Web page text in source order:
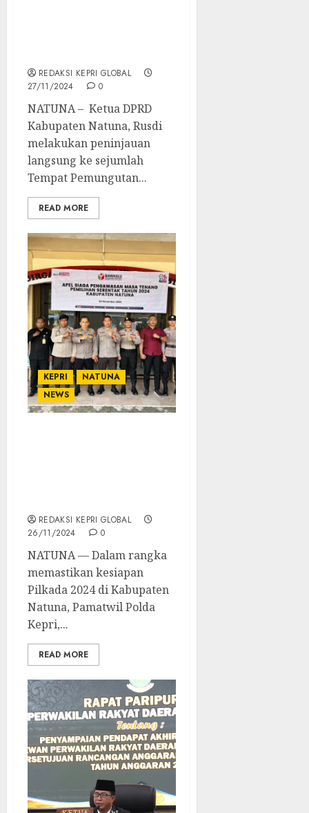
REDAKSI KEPRI GLOBAL
27/11/2024
0
NATUNA – Ketua DPRD
Kabupaten Natuna, Rusdi
melakukan peninjauan
langsung ke sejumlah
Tempat Pemungutan...
READ MORE
KEPRI
NATUNA
NEWS
REDAKSI KEPRI GLOBAL
26/11/2024
0
NATUNA — Dalam rangka
memastikan kesiapan
Pilkada 2024 di Kabupaten
Natuna, Pamatwil Polda
Kepri,...
READ MORE